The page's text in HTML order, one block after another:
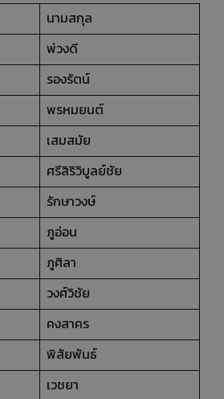
นามสกุล
พ่วงดี
รองรัตน์
พรหมยนต์
เสมสมัย
ศรีสิริวิบูลย์ชัย
รักษาวงษ์
ภูอ่อน
ภูศิลา
วงศ์วิชัย
คงสาคร
พิสัยพันธ์
เวชยา